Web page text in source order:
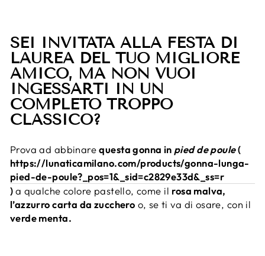
SEI INVITATA ALLA FESTA DI
LAUREA DEL TUO MIGLIORE
AMICO, MA NON VUOI
INGESSARTI IN UN
COMPLETO TROPPO
CLASSICO?
Prova ad abbinarequesta gonna in pied de poule(
https://lunaticamilano.com/products/gonna-lunga-
pied-de-poule?_pos=1&_sid=c2829e33d&_ss=r
)a qualche colore pastello, come il rosa malva,
l’azzurro carta da zucchero o, se ti va di osare, con il
verde menta.